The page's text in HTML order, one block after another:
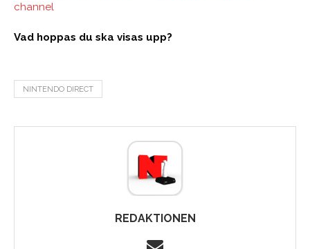
channel
Vad hoppas du ska visas upp?
NINTENDO DIRECT
REDAKTIONEN